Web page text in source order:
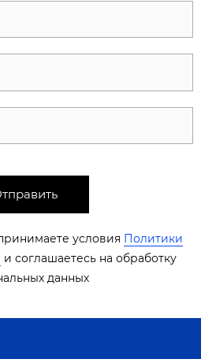
условия Политики
​​​ и соглашаетесь на обработку
данных​​